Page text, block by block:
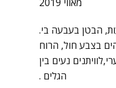
הבטן בעבעה בי.
בצבע חול, הרוח
נעים בין
הגלים .